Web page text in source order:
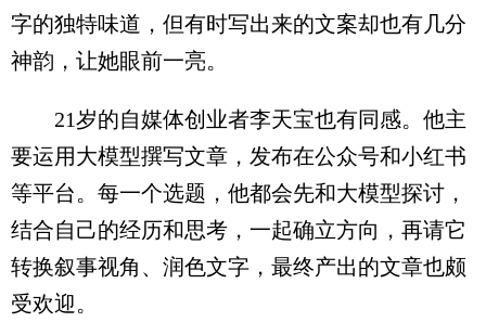
字的独特味道，但有时写出来的文案却也有几分
神韵，让她眼前一亮。
21岁的自媒体创业者李天宝也有同感。他主
要运用大模型撰写文章，发布在公众号和小红书
等平台。每一个选题，他都会先和大模型探讨，
结合自己的经历和思考，一起确立方向，再请它
转换叙事视角、润色文字，最终产出的文章也颇
受欢迎。